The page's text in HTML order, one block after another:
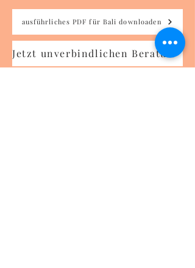
ausführliches PDF für Bali downloaden